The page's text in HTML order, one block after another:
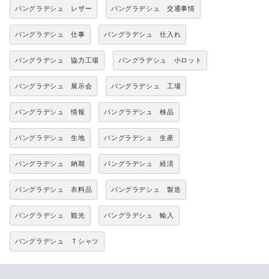
バングラデシュ レザー バングラデシュ 交通事情
バングラデシュ 仕事 バングラデシュ 仕入れ
バングラデシュ 協力工場 バングラデシュ 小ロット
バングラデシュ 展示会 バングラデシュ 工場
バングラデシュ 情報 バングラデシュ 検品
バングラデシュ 生地 バングラデシュ 生産
バングラデシュ 納期 バングラデシュ 経済
バングラデシュ 衣料品 バングラデシュ 製造
バングラデシュ 観光 バングラデシュ 輸入
バングラデシュ Ｔシャツ